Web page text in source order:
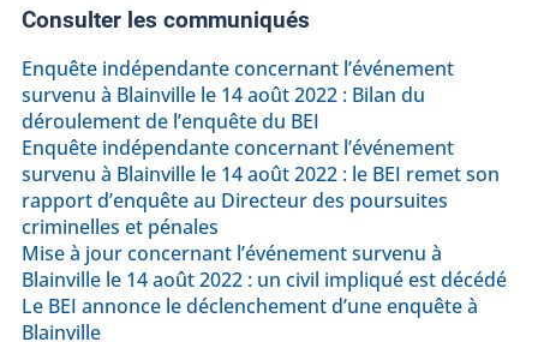
Consulter les communiqués
Enquête indépendante concernant l’événement
survenu à Blainville le 14 août 2022 : Bilan du
déroulement de l’enquête du BEI
Enquête indépendante concernant l’événement
survenu à Blainville le 14 août 2022 : le BEI remet son
rapport d’enquête au Directeur des poursuites
criminelles et pénales
Mise à jour concernant l’événement survenu à
Blainville le 14 août 2022 : un civil impliqué est décédé
Le BEI annonce le déclenchement d’une enquête à
Blainville